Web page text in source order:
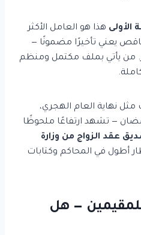
الأولى هذا هو العامل الأكثر
يعني تأخيرًا مضمونًا —
من يأتي بملف مكتمل ومنظم
مثل نهاية العام الهجري،
— تشهد ارتفاعًا ملحوظًا
عقد الزواج من وزارة
أطول في المحاكم وكتابات
— هل